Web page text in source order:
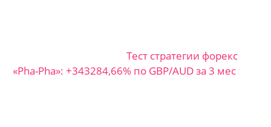
Тест стратегии форекс
«Pha-Pha»: +343284,66% по GBP/AUD за 3 мес